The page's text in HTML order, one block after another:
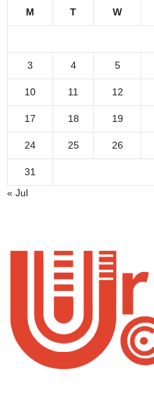
M T W
3 4 5
10 11 12
17 18 19
24 25 26
31
« Jul